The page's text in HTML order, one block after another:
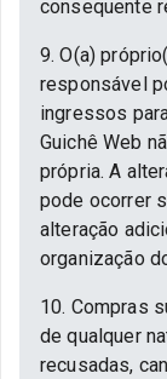
consequente
9. O(a)
responsável
ingressos
Guichê Web
própria. A
pode ocorrer
alteração
organização
10. Compras
de qualquer
recusadas,